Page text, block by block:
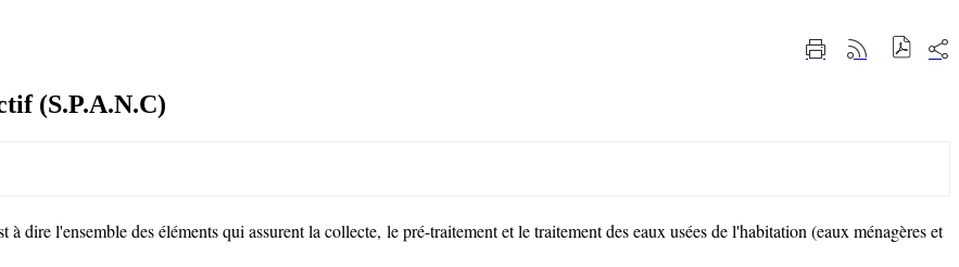
ImprimerGénérer
sur
(S.P.A.N.C)
dire l'ensemble des éléments qui assurent la collecte, le pré-traitement et le traitement des eaux usées de l'habitation (eaux ménagères et